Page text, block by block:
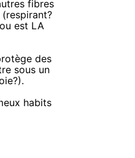
fibres
est LA
des
sous un
habits